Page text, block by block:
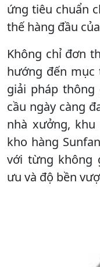
ứng tiêu chuẩn
thế hàng đầu
Không chỉ đơn
hướng đến
giải pháp
cầu ngày càng
nhà xưởng,
kho hàng
với từng không
ưu và độ bền